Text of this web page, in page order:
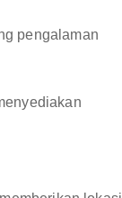
pengalaman